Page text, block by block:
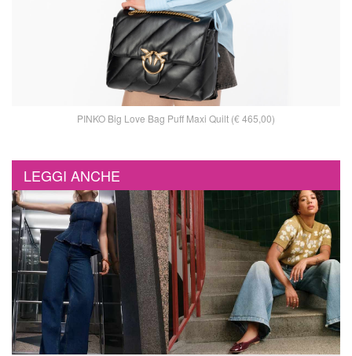
PINKO Big Love Bag Puff Maxi Quilt (€ 465,00)
LEGGI ANCHE